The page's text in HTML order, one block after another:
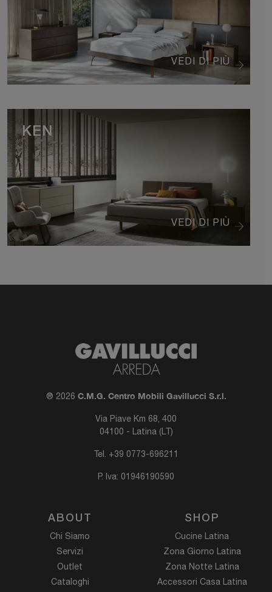
VEDI DI PIÙ
VEDI DI PIÙ
KEN
® 2026 C.M.G. Centro Mobili Gavillucci S.r.l.
Via Piave Km 68, 400
04100 - Latina (LT)
Tel. +39 0773-696211
P. Iva: 01946190590
ABOUT
Chi Siamo
Servizi
Outlet
Cataloghi
SHOP
Cucine Latina
Zona Giorno Latina
Zona Notte Latina
Accessori Casa Latina